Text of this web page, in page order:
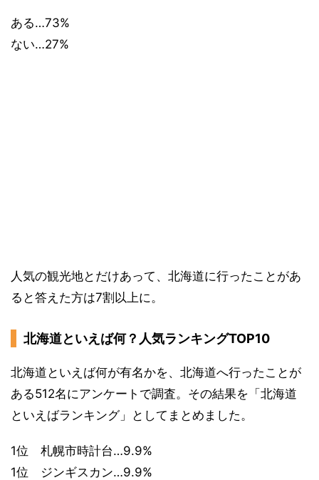
ある…73%
ない…27%
人気の観光地とだけあって、北海道に行ったことがあ
ると答えた方は7割以上に。
北海道といえば何？人気ランキングTOP10
北海道といえば何が有名かを、北海道へ行ったことが
ある512名にアンケートで調査。その結果を「北海道
といえばランキング」としてまとめました。
1位 札幌市時計台…9.9%
1位 ジンギスカン…9.9%